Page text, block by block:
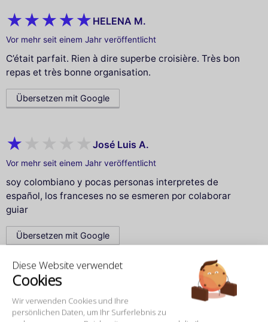
Diese Website verwendet
Cookies
Wir verwenden Cookies und Ihre
persönlichen Daten, um Ihr Surferlebnis zu
HELENA M.
Vor mehr seit einem Jahr veröffentlicht
C’était parfait. Rien à dire superbe croisière. Très bon
repas et très bonne organisation.
Übersetzen mit Google
José Luis A.
Vor mehr seit einem Jahr veröffentlicht
soy colombiano y pocas personas interpretes de
español, los franceses no se esmeren por colaborar
guiar
Übersetzen mit Google
DANIELE FRANCESCO D.
Vor mehr seit einem Jahr veröffentlicht
Esperienza da 110 e lode, posto incantevole, cena